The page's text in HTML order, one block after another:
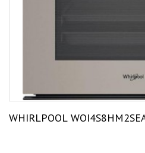
WHIRLPOOL